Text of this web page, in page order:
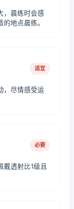
，晨练时会感
地点晨练。
适宜
，尽情感受运
必要
透射比1级且